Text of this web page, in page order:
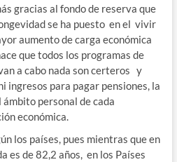
gracias al fondo de reserva que
se ha puesto en el vivir
aumento de carga económica
que todos los programas de
a cabo nada son certeros y
ingresos para pagar pensiones, la
personal de cada
económica.
los países, pues mientras que en
es de 82,2 años, en los Países